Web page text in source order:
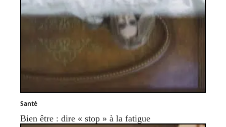
Santé
Bien être : dire « stop » à la fatigue